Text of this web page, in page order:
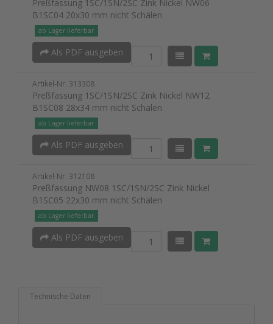
Preßfassung 1SC/1SN/2SC Zink Nickel NW06
B1SC04 20x30 mm nicht Schälen
ab Lager lieferbar
Als PDF ausgeben
Artikel-Nr. 313308
Preßfassung 1SC/1SN/2SC Zink Nickel NW12
B1SC08 28x34 mm nicht Schälen
ab Lager lieferbar
Als PDF ausgeben
Artikel-Nr. 312108
Preßfassung NW08 1SC/1SN/2SC Zink Nickel
B1SC05 22x30 mm nicht Schälen
ab Lager lieferbar
Als PDF ausgeben
Technische Daten